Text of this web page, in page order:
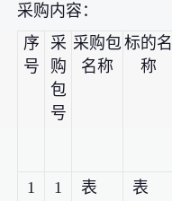
采购内容：
序
号
采
购
包
号
采购包
名称
标的名
称
1 1
表
表